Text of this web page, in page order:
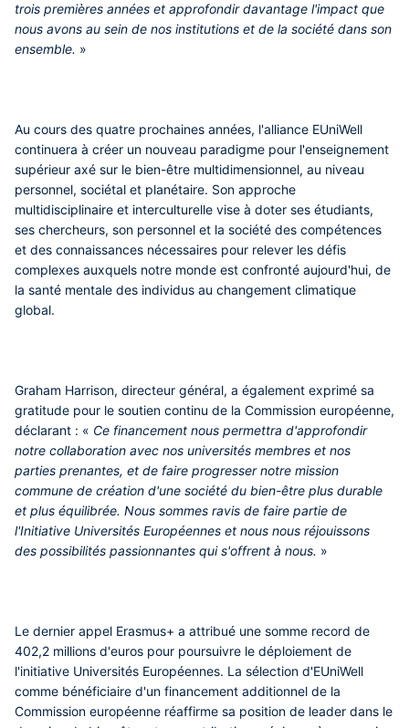
trois premières années et approfondir davantage l'impact que
nous avons au sein de nos institutions et de la société dans son
ensemble. »
Au cours des quatre prochaines années, l'alliance EUniWell
continuera à créer un nouveau paradigme pour l'enseignement
supérieur axé sur le bien-être multidimensionnel, au niveau
personnel, sociétal et planétaire. Son approche
multidisciplinaire et interculturelle vise à doter ses étudiants,
ses chercheurs, son personnel et la société des compétences
et des connaissances nécessaires pour relever les défis
complexes auxquels notre monde est confronté aujourd'hui, de
la santé mentale des individus au changement climatique
global.
Graham Harrison, directeur général, a également exprimé sa
gratitude pour le soutien continu de la Commission européenne,
déclarant : « Ce financement nous permettra d'approfondir
notre collaboration avec nos universités membres et nos
parties prenantes, et de faire progresser notre mission
commune de création d'une société du bien-être plus durable
et plus équilibrée. Nous sommes ravis de faire partie de
l'Initiative Universités Européennes et nous nous réjouissons
des possibilités passionnantes qui s'offrent à nous. »
Le dernier appel Erasmus+ a attribué une somme record de
402,2 millions d'euros pour poursuivre le déploiement de
l'initiative Universités Européennes. La sélection d'EUniWell
comme bénéficiaire d'un financement additionnel de la
Commission européenne réaffirme sa position de leader dans le